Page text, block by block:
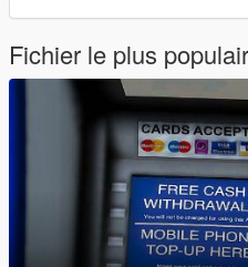
Fichier le plus